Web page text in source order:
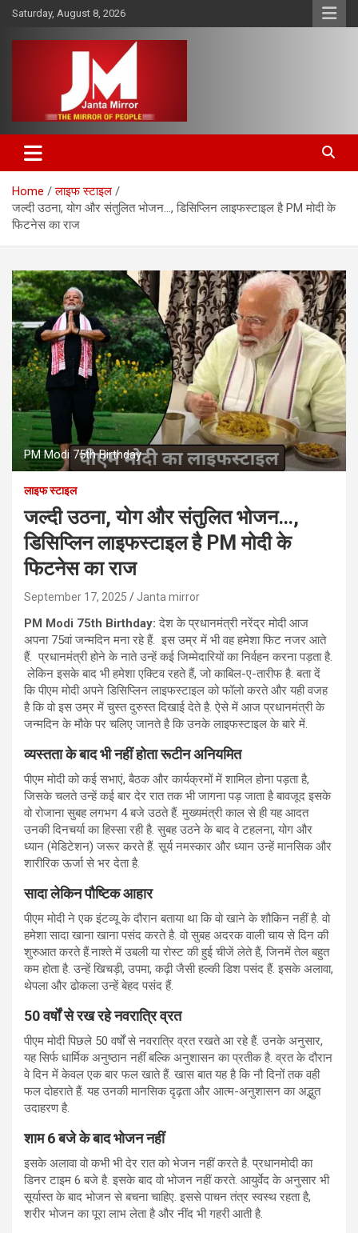
Skip
content
Saturday, August 8, 2026
Janta Mirror
Home
लाइफ स्टाइल
जल्दी उठना, योग और संतुलित भोजन…, डिसिप्लिन लाइफस्टाइल है PM मोदी के
फिटनेस का राज
PM Modi 75th Birthday
लाइफ स्टाइल
जल्दी उठना, योग और संतुलित भोजन…,
डिसिप्लिन लाइफस्टाइल है PM मोदी के
फिटनेस का राज
September 17, 2025 Janta mirror
PM Modi 75th Birthday:देश के प्रधानमंत्री नरेंद्र मोदी आज
अपना 75वां जन्मदिन मना रहे हैं. इस उम्र में भी वह हमेशा फिट नजर आते
हैं. प्रधानमंत्री होने के नाते उन्हें कई जिम्मेदारियों का निर्वहन करना पड़ता है.
लेकिन इसके बाद भी हमेशा एक्टिव रहते हैं, जो काबिल-ए-तारीफ है. बता दें
कि पीएम मोदी अपने डिसिप्लिन लाइफस्टाइल को फॉलो करते और यही वजह
है कि वो इस उम्र में चुस्‍त दुरुस्‍त दिखाई देते है. ऐसे में आज प्रधानमंत्री के
जन्‍मदिन के मौके पर चलिए जानते है कि उनके लाइफस्‍टाइल के बारे में.
व्यस्तता के बाद भी नहीं होता रूटीन अनियमित
पीएम मोदी को कई सभाएं, बैठक और कार्यक्रमों में शामिल होना पड़ता है,
जिसके चलते उन्हें कई बार देर रात तक भी जागना पड़ जाता है बावजूद इसके
वो रोजाना सुबह लगभग 4 बजे उठते हैं. मुख्यमंत्री काल से ही यह आदत
उनकी दिनचर्या का हिस्सा रही है. सुबह उठने के बाद वे टहलना, योग और
ध्यान (मेडिटेशन) जरूर करते हैं. सूर्य नमस्कार और ध्यान उन्हें मानसिक और
शारीरिक ऊर्जा से भर देता है.
सादा लेकिन पौष्टिक आहार
पीएम मोदी ने एक इंटव्‍यू के दौरान बताया था कि वो खाने के शौकिन नहीं है. वो
हमेशा सादा खाना खाना पसंद करते है. वो सुबह अदरक वाली चाय से दिन की
शुरुआत करते हैं.नाश्ते में उबली या रोस्ट की हुई चीजें लेते हैं, जिनमें तेल बहुत
कम होता है. उन्हें खिचड़ी, उपमा, कढ़ी जैसी हल्की डिश पसंद हैं. इसके अलावा,
थेपला और ढोकला उन्हें बेहद पसंद हैं.
50 वर्षों से रख रहे नवरात्रि व्रत
पीएम मोदी पिछले 50 वर्षों से नवरात्रि व्रत रखते आ रहे हैं. उनके अनुसार,
यह सिर्फ धार्मिक अनुष्ठान नहीं बल्कि अनुशासन का प्रतीक है. व्रत के दौरान
वे दिन में केवल एक बार फल खाते हैं. खास बात यह है कि नौ दिनों तक वही
फल दोहराते हैं. यह उनकी मानसिक दृढ़ता और आत्म-अनुशासन का अद्भुत
उदाहरण है.
शाम 6 बजे के बाद भोजन नहीं
इसके अलावा वो कभी भी देर रात को भेजन नहीं करते है. प्रधानमोदी का
डिनर टाइम 6 बजे है. इसके बाद वो भोजन नहीं करते. आयुर्वेद के अनुसार भी
सूर्यास्त के बाद भोजन से बचना चाहिए. इससे पाचन तंत्र स्वस्थ रहता है,
शरीर भोजन का पूरा लाभ लेता है और नींद भी गहरी आती है.